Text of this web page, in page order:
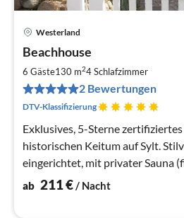
Westerland
Beachhouse
6 Gäste130 m24Schlafzimmer
2 Bewertungen
DTV-Klassifizierung
Exklusives, 5-Sterne
historischen Keitum auf Sylt.
eingerichtet, mit privater Sauna
ab 211€/ Nacht